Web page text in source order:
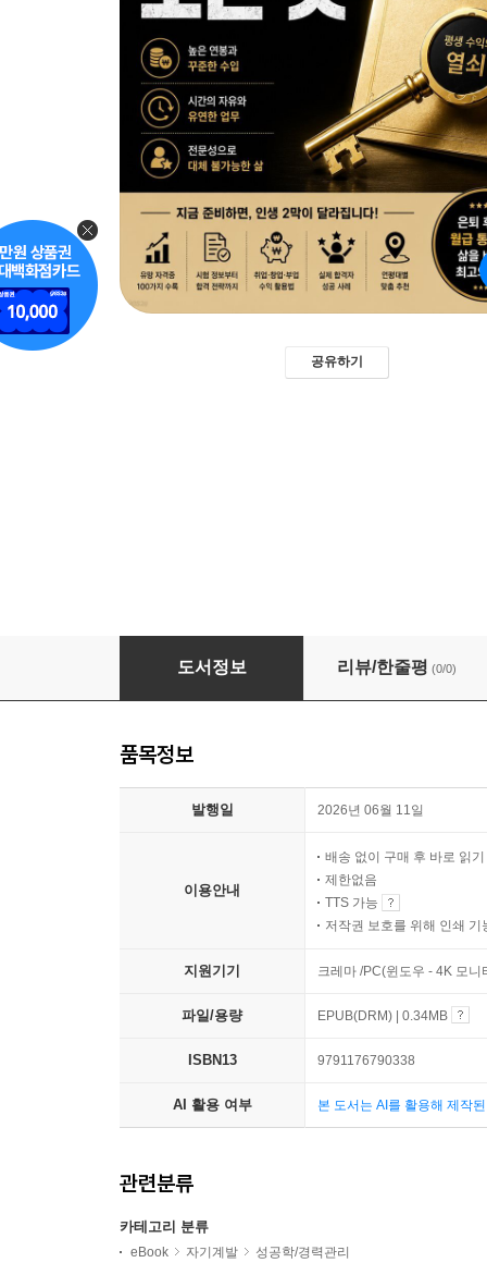
공유하기
돈 되는 자격증의 모든 것
도서정보 리뷰/한줄평 (0/0)
품목정보
발행일 2026년 06월 11일
이용안내
배송 없이 구매 후 바로 읽기
제한없음
TTS 가능
저작권 보호를 위해 인쇄 기
지원기기 크레마 /PC(윈도우 - 4K 모
파일/용량 EPUB(DRM) | 0.34MB
ISBN13 9791176790338
AI 활용 여부 본 도서는 AI를 활용해 제작
관련분류
카테고리 분류
eBook 자기계발 성공학/경력관리